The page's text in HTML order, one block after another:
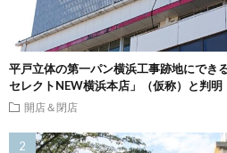
平戸立体の第一パン横浜工事跡地にでき
セレクトNEW横浜本店」（仮称）と判明
開店＆閉店